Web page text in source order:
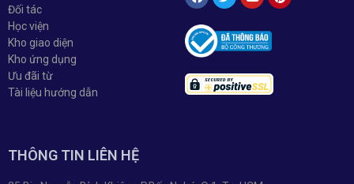
Đối tác
Học viện
Kho giao diện
Kho ứng dụng
Ưu đãi từ
Tài liệu hướng dẫn
THÔNG TIN LIÊN HỆ